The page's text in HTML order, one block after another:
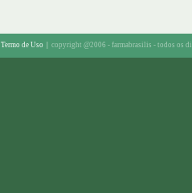
Termo de Uso copyright @2006 - farmabrasilis - todos os